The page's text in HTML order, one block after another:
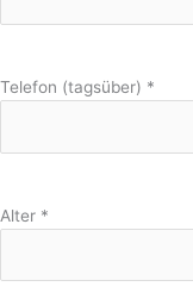
Telefon (tagsüber) *
Alter *